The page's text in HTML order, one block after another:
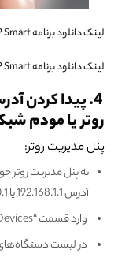
لینک دانلود برنامه HP Smart برای اندروید
لینک دانلود برنامه HP Smart برای آیفون
روتر یا مودم
پنل مدیریت روتر:
به پنل مدیریت روتر
آدرس 192.168.1.1 یا 192.168.0.1).
وارد قسمت “Connected Devices” یا “DHCP Client List” شوید.